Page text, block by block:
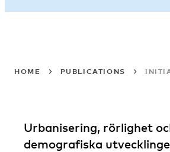
HOME PUBLICATIONS
Urbanisering, rörlighet
demografiska